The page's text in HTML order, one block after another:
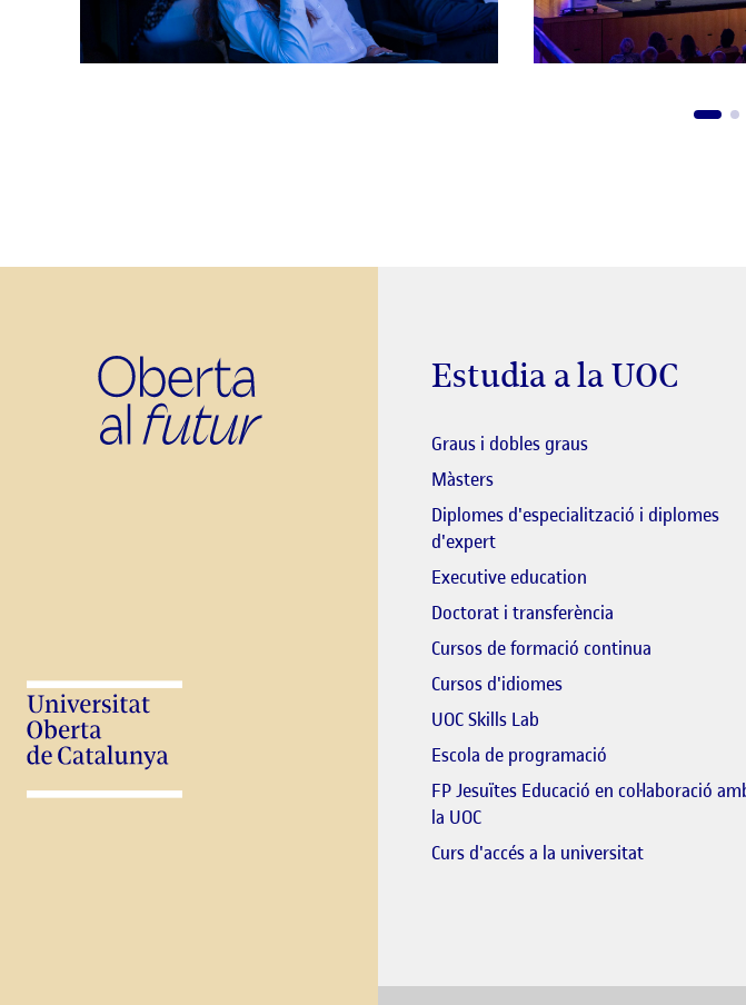
Estudia a la UOC
Graus i dobles graus
Màsters
Diplomes d'especialització i diplomes
d'expert
Executive education
Doctorat i transferència
Cursos de formació continua
Cursos d'idiomes
UOC Skills Lab
Escola de programació
FP Jesuïtes Educació en col·laboració
la UOCEl link s'obre en finestra nova
Curs d'accés a la universitat